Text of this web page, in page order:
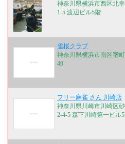
神奈川県横浜市西区北
1-5 渡辺ビル5階
雀桜クラブ
神奈川県横浜市南区宿
49
フリー麻雀 さん 川崎店
神奈川県川崎市川崎区
2-4-5 森下川崎第一ビル